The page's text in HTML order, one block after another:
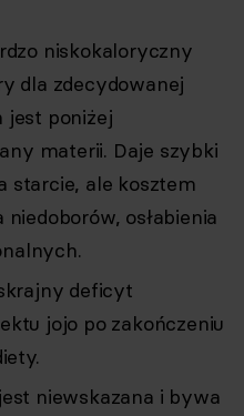
niskokaloryczny
dla zdecydowanej
jest poniżej
materii. Daje szybki
starcie, ale kosztem
osłabienia
deficyt
jojo po zakończeniu
niewskazana i bywa